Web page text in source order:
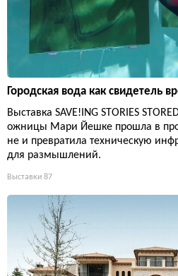
Городская вода как свидетель
Выставка SAVE!ING STORIES
ожницы Мари Йешке прошла в
не и превратила техническую
для размышлений.
Выставки 87